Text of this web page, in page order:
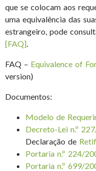
que se colocam aos
uma equivalência das
estrangeiro, pode
[FAQ].
FAQ – Equivalence of
version)
Documentos:
Modelo de
Decreto-Lei n.º
Declaração de
Portaria n.º 224/
Portaria n.º 699/